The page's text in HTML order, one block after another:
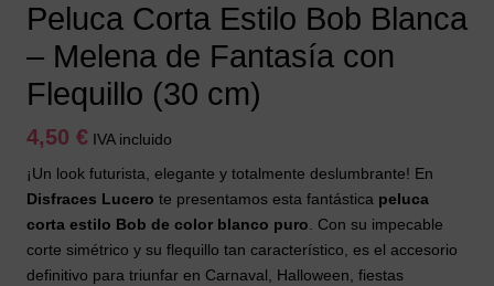
Peluca Corta Estilo Bob Blanca
– Melena de Fantasía con
Flequillo (30 cm)
4,50 € IVA incluido
¡Un look futurista, elegante y totalmente deslumbrante! En
Disfraces Lucero te presentamos esta fantástica peluca
corta estilo Bob de color blanco puro . Con su impecable
corte simétrico y su flequillo tan característico, es el accesorio
definitivo para triunfar en Carnaval, Halloween, fiestas